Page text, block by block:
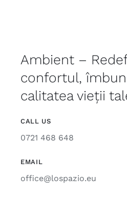
Ambient –
confortul,
calitatea vieții
CALL US
0721 468 648
EMAIL
office@lospazio.eu